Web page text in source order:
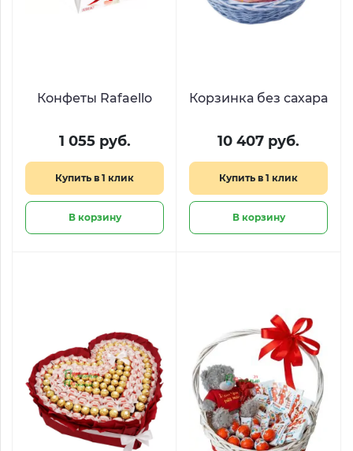
Конфеты Rafaello
1 055 руб.
Купить в 1 клик
В корзину
Корзинка без сахара
10 407 руб.
Купить в 1 клик
В корзину